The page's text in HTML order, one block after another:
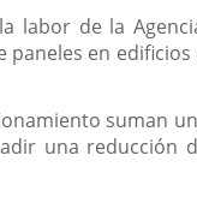
labor de la
paneles en
suman
una